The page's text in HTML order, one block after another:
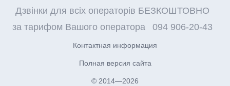
Дзвінки для всіх операторів БЕЗКОШТОВНО
за тарифом Вашого оператора
094 906-20-43
Контактная информация
Полная версия сайта
© 2014—2026